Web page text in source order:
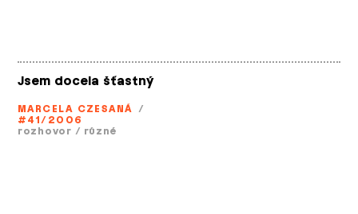
Jsem docela šťastný
MARCELA CZESANÁ /
#41/2006
rozhovor / různé